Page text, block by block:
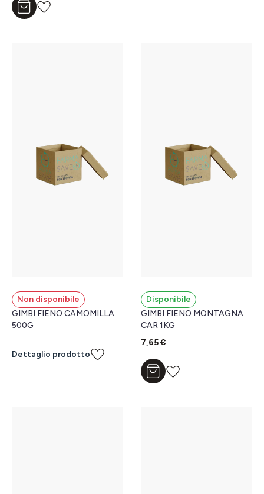
Aggiungi al carrello
Non disponibile
GIMBI FIENO CAMOMILLA
500G
Dettaglio prodotto
Disponibile
GIMBI FIENO MONTAGNA
CAR 1KG
7,65 €
Aggiungi al carrello